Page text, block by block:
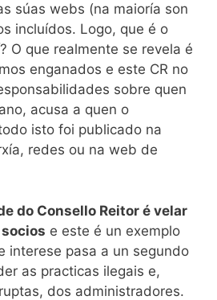
súas webs (na maioría son
incluídos. Logo, que é o
O que realmente se revela é
enganados e este CR no
sobre quen
acusa a quen o
isto foi publicado na
redes ou na web de
do Consello Reitor é velar
e este é un exemplo
interese pasa a un segundo
as practicas ilegais e,
dos administradores.